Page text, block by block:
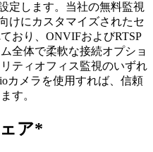
定します。当社の無料監視
けにカスタマイズされたセ
おり、ONVIFおよびRTSP
全体で柔軟な接続オプショ
ティオフィス監視のいずれ
カメラを使用すれば、信頼
す。
ア*